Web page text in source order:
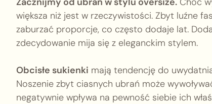
większa niż jest w rzeczywistości. Zbyt luźne
zaburzać proporcje, co często dodaje lat.
zdecydowanie mija się z eleganckim stylem.
Obcisłe sukienki mają tendencję do
Noszenie zbyt ciasnych ubrań może
negatywnie wpływa na pewność siebie ich